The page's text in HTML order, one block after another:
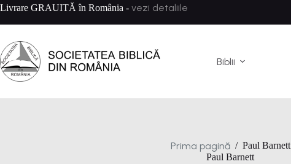
Sari
conținut
Livrare GRAUITĂ în România - vezi detaliile
Biblii
Prima pagină / Paul Barnett
Paul Barnett